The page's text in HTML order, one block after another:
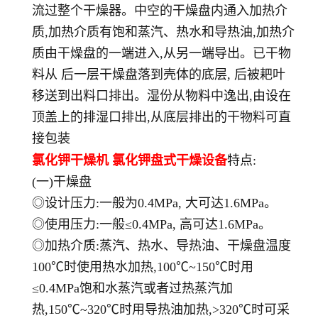
流过整个干燥器。中空的干燥盘内通入加热介
质,加热介质有饱和蒸汽、热水和导热油,加热介
质由干燥盘的一端进入,从另一端导出。已干物
料从 后一层干燥盘落到壳体的底层, 后被耙叶
移送到出料口排出。湿份从物料中逸出,由设在
顶盖上的排湿口排出,从底层排出的干物料可直
接包装
氯化钾干燥机 氯化钾盘式干燥设备特点:
(一)干燥盘
◎设计压力:一般为0.4MPa, 大可达1.6MPa。
◎使用压力:一般≤0.4MPa, 高可达1.6MPa。
◎加热介质:蒸汽、热水、导热油、干燥盘温度
100℃时使用热水加热,100℃~150℃时用
≤0.4MPa饱和水蒸汽或者过热蒸汽加
热,150℃~320℃时用导热油加热,>320℃时可采